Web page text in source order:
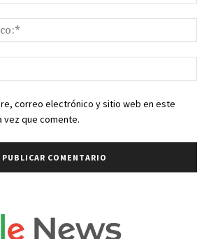
correo electrónico y sitio web en este
vez que comente.